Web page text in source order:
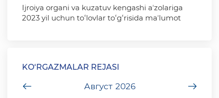
Ijroiya organi va kuzatuv kengashi aʼzolariga
2023 yil uchun toʻlovlar toʻgʻrisida maʼlumot
KO‘RGAZMALAR REJASI
Август 2026